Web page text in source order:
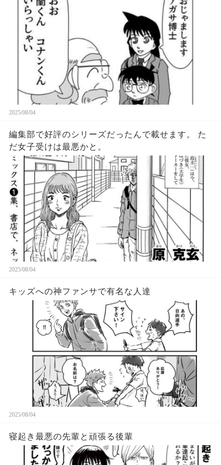
2025/08/04
編集部で好評のシリーズだったんで載せます。 た
だ女子受けは最悪かと。
2025/08/04
キッズへの神ファンサで有名な人達
2025/08/04
寝起き最悪の先輩と頑張る後輩